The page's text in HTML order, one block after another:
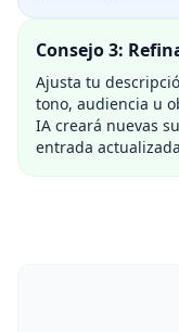
Consejo 3:
Ajusta tu
tono, audiencia u
IA creará nuevas
entrada